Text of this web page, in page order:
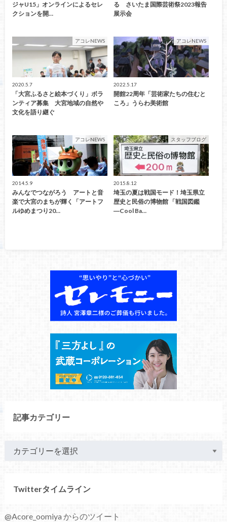
ジャU15」オンラインによるセレ
クションを開…
る さいたま国際芸術祭2023報告
展示会
アコレNEWS
2020.5.7
「大宮ふるさと絵本づくり」ボラ
ンティア募集 大宮地域の自然や
文化を語り継ぐ
アコレNEWS
2022.5.17
開館22周年「芸術家たちの住むと
ころ」うらわ美術館
アコレNEWS
2014.5.9
みんなでつながろう アートと音
楽で大宮のまちが輝く「アートフ
ルゆめまつり20…
スタッフブログ
2015.8.12
埼玉の夏は戦国モード！埼玉県立
歴史と民俗の博物館 「戦国図鑑
―Cool Ba…
記事カテゴリー
Twitterタイムライン
@Acore_oomiya からのツイート